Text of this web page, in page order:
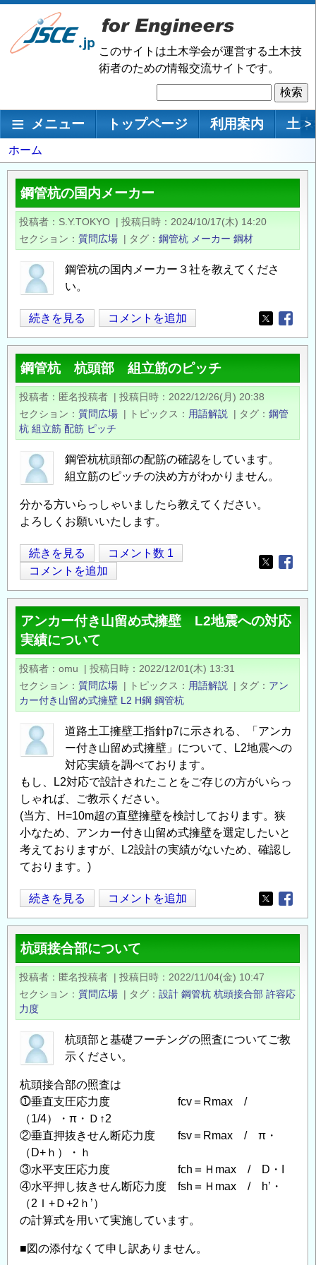
メ
ン
移
このサイトは土木学会が運営する土木技
術者のための情報交流サイトです。
索
メインナビゲーション
メニュー トップページ 利用案内 土 >
パ
ン
く
ず
ホーム
鋼管杭の国内メーカー
投稿者 S.Y.TOKYO | 投稿日時
2024/10/17(木) 14:20
セクション
質問広場 | タグ 鋼管杭 メーカー 鋼材
鋼管杭の国内メーカー３社を教えてくださ
い。
鋼
管
杭
の
国
メ
ー
カ
ー
続きを見る コメントを追加
Opens in
鋼管杭 杭頭部 組立筋のピッチ
投稿者 匿名投稿者 | 投稿日時
2022/12/26(月) 20:38
セクション
質問広場 | トピックス 用語解説 | タグ
鋼管
杭 組立筋 配筋 ピッチ
鋼管杭杭頭部の配筋の確認をしています。
組立筋のピッチの決め方がわかりません。
分かる方いらっしゃいましたら教えてください。
よろしくお願いいたします。
鋼
管
杭
杭
頭
部
組
立
筋
の
ピ
ッ
の
続きを見る
コメント数 1
コメントを追加
Opens in
アンカー付き山留め式擁壁 L2地震への対応
実績について
投稿者 omu | 投稿日時
2022/12/01(木) 13:31
セクション
質問広場 | トピックス 用語解説 | タグ
アン
カー付き山留め式擁壁 L2 H鋼 鋼管杭
道路土工擁壁工指針p7に示される、「アンカ
ー付き山留め式擁壁」について、L2地震への
対応実績を調べております。
もし、L2対応で設計されたことをご存じの方がいらっ
しゃれば、ご教示ください。
(当方、H=10m超の直壁擁壁を検討しております。狭
小なため、アンカー付き山留め式擁壁を選定したいと
考えておりますが、L2設計の実績がないため、確認し
ております。)
ア
ン
カ
ー
付
山
留
め
式
壁
L2
地
震
へ
の
対
応
績
続きを見る コメントを追加
Opens in
杭頭接合部について
投稿者 匿名投稿者 | 投稿日時
2022/11/04(金) 10:47
セクション
質問広場 | タグ 設計 鋼管杭 杭頭接合部 許容応
力度
杭頭部と基礎フーチングの照査についてご教
示ください。
杭頭接合部の照査は
⓵垂直支圧応力度 fcv＝Rmax /
（1/4）・π・Ｄ↑2
②垂直押抜きせん断応力度 fsv＝Rmax / π・
（D+ｈ）・ｈ
③水平支圧応力度 fch＝Ｈmax / D・I
④水平押し抜きせん断応力度 fsh＝Ｈmax / h’・
（2Ｉ+Ｄ+2ｈ’）
の計算式を用いて実施しています。
■図の添付なくて申し訳ありません。